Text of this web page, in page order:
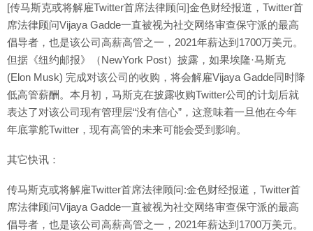
[传马斯克或将解雇Twitter首席法律顾问]金色财经报道，Twitter首
席法律顾问Vijaya Gadde一直被视为社交网络审查保守派的最高
倡导者，也是该公司高薪高管之一，2021年薪达到1700万美元。
但据《纽约邮报》（NewYork Post）披露，如果埃隆·马斯克
(Elon Musk) 完成对该公司的收购，将会解雇Vijaya Gadde同时降
低高管薪酬。本月初，马斯克在披露收购Twitter公司的计划后就
表达了对该公司现有管理层“没有信心”，这意味着一旦他在今年
年底掌舵Twitter，现有高管的未来可能会受到影响。
其它快讯：
传马斯克或将解雇Twitter首席法律顾问:金色财经报道，Twitter首
席法律顾问Vijaya Gadde一直被视为社交网络审查保守派的最高
倡导者，也是该公司高薪高管之一，2021年薪达到1700万美元。